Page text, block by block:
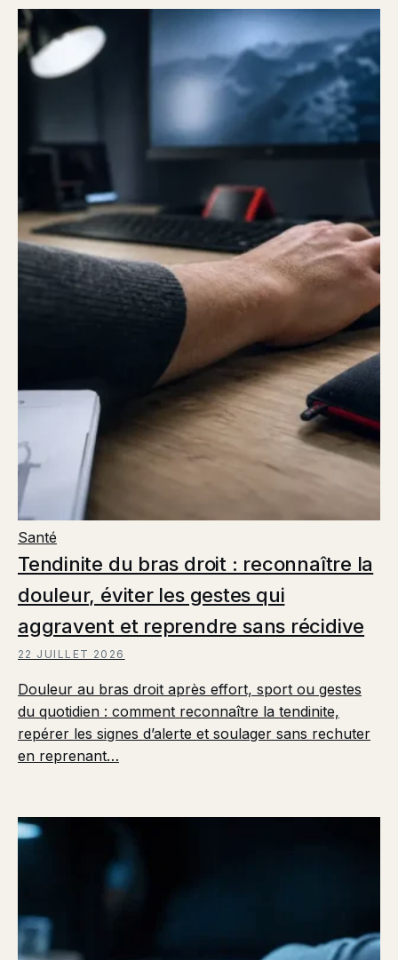
Santé
Tendinite du bras droit : reconnaître la
douleur, éviter les gestes qui
aggravent et reprendre sans récidive
22 JUILLET 2026
Douleur au bras droit après effort, sport ou gestes
du quotidien : comment reconnaître la tendinite,
repérer les signes d’alerte et soulager sans rechuter
en reprenant…